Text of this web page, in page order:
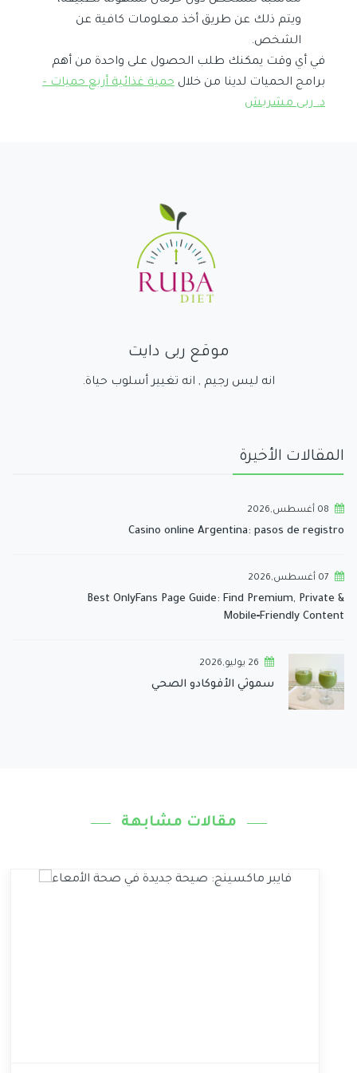
ويتم ذلك عن طريق أخذ معلومات كافية عن
الشخص.
في أي وقت يمكنك طلب الحصول على واحدة من أهم
برامج الحميات لدينا من خلال حمية غذائية أربع حميات –
د. ربى مشربش
موقع ربى دايت
انه ليس رجيم , انه تغيير أسلوب حياة.
المقالات الأخيرة
08 أغسطس,2026
Casino online Argentina: pasos de registro
07 أغسطس,2026
Best OnlyFans Page Guide: Find Premium, Private &
Mobile‑Friendly Content
26 يوليو,2026
سموثي الأفوكادو الصحي
مقالات مشابهة